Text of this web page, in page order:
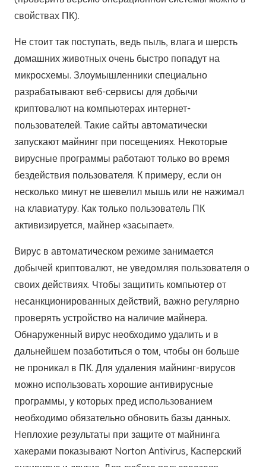
свойствах ПК).
Не стоит так поступать, ведь пыль, влага и шерсть
домашних животных очень быстро попадут на
микросхемы. Злоумышленники специально
разрабатывают веб-сервисы для добычи
криптовалют на компьютерах интернет-
пользователей. Такие сайты автоматически
запускают майнинг при посещениях. Некоторые
вирусные программы работают только во время
бездействия пользователя. К примеру, если он
несколько минут не шевелил мышь или не нажимал
на клавиатуру. Как только пользователь ПК
активизируется, майнер «засыпает».
Вирус в автоматическом режиме занимается
добычей криптовалют, не уведомляя пользователя о
своих действиях. Чтобы защитить компьютер от
несанкционированных действий, важно регулярно
проверять устройство на наличие майнера.
Обнаруженный вирус необходимо удалить и в
дальнейшем позаботиться о том, чтобы он больше
не проникал в ПК. Для удаления майнинг-вирусов
можно использовать хорошие антивирусные
программы, у которых пред использованием
необходимо обязательно обновить базы данных.
Неплохие результаты при защите от майнинга
хакерами показывают Norton Antivirus, Касперский